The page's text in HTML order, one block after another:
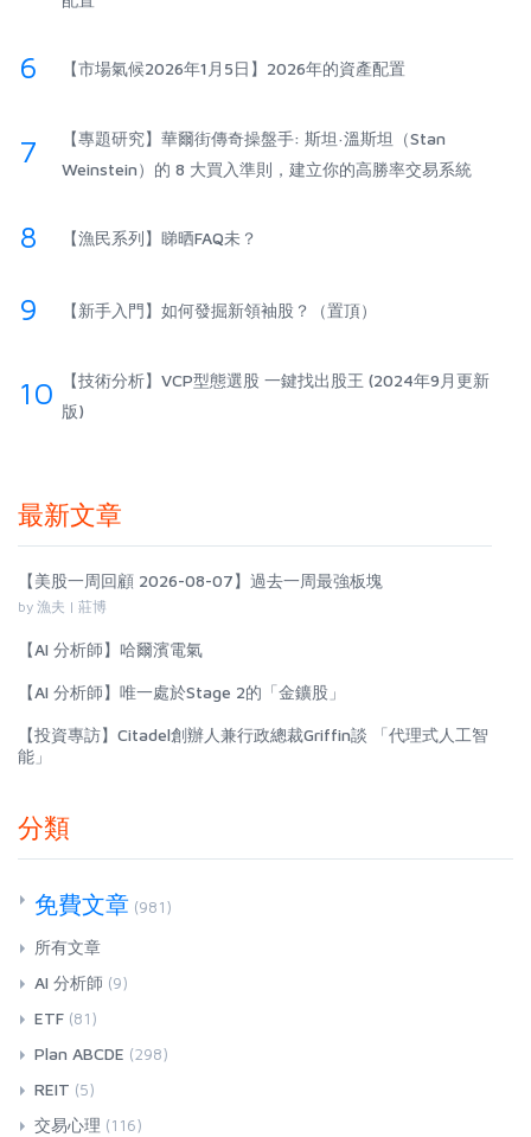
6 【市場氣候2026年1月5日】2026年的資產配置
7
【專題研究】華爾街傳奇操盤手: 斯坦·溫斯坦（Stan
Weinstein）的 8 大買入準則，建立你的高勝率交易系統
8 【漁民系列】睇晒FAQ未？
9 【新手入門】如何發掘新領袖股？（置頂）
10
【技術分析】VCP型態選股 一鍵找出股王 (2024年9月更新
版)
最新文章
【美股一周回顧 2026-08-07】過去一周最強板塊
by 漁夫 | 莊博
【AI 分析師】哈爾濱電氣
【AI 分析師】唯一處於Stage 2的「金鑛股」
【投資專訪】Citadel創辦人兼行政總裁Griffin談 「代理式人工智
能」
分類
免費文章 (981)
所有文章
AI 分析師 (9)
ETF (81)
Plan ABCDE (298)
REIT (5)
交易心理 (116)